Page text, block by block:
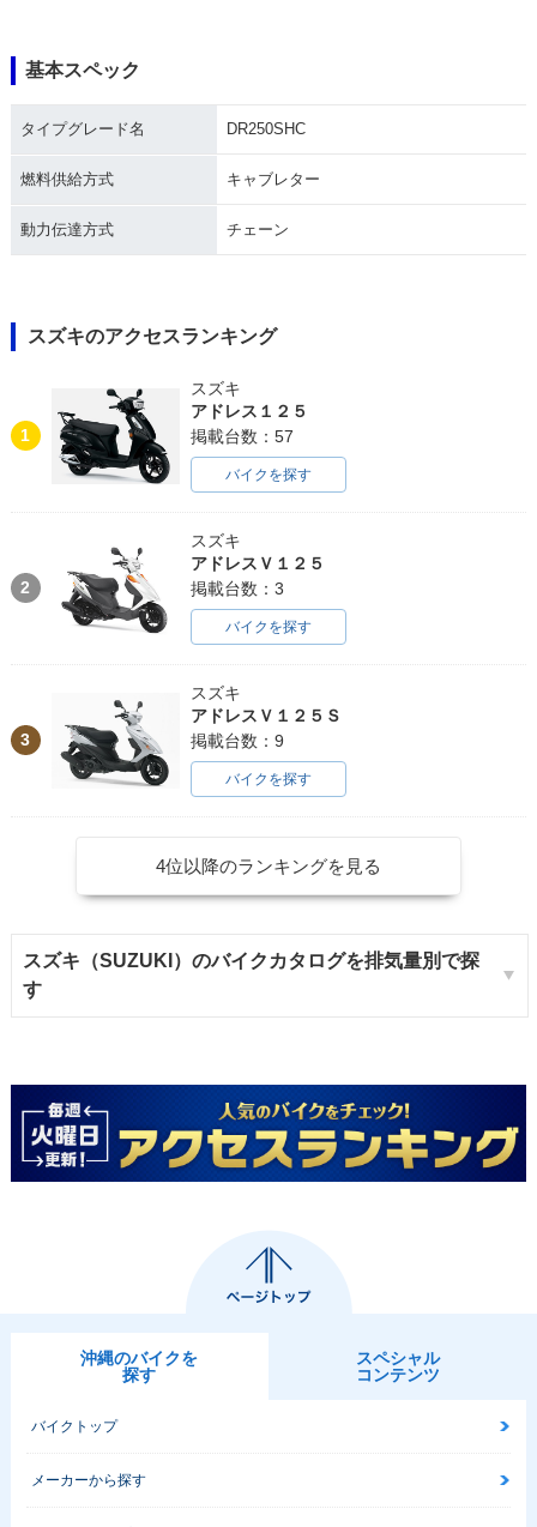
基本スペック
タイプグレード名 DR250SHC
燃料供給方式 キャブレター
動力伝達方式 チェーン
スズキのアクセスランキング
1
スズキ
アドレス１２５
掲載台数：57
バイクを探す
2
スズキ
アドレスＶ１２５
掲載台数：3
バイクを探す
3
スズキ
アドレスＶ１２５Ｓ
掲載台数：9
バイクを探す
4位以降のランキングを見る
スズキ（SUZUKI）のバイクカタログを排気量別で探
す
沖縄のバイクを
探す
スペシャル
コンテンツ
バイクトップ
メーカーから探す